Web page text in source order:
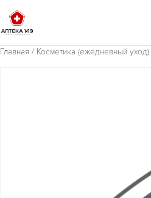
Главная / Косметика (ежедневный уход)